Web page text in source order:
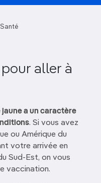
Santé
aller à
a un caractère
. Si vous avez
ou Amérique du
votre arrivée en
Sud-Est, on vous
vaccination.